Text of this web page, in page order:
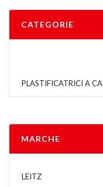
CATEGORIE
MARCHE
LEITZ